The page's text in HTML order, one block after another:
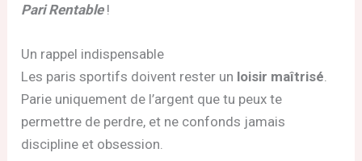
Pari Rentable!
Un rappel indispensable
Les paris sportifs doivent rester un loisir maîtrisé.
Parie uniquement de l’argent que tu peux te
permettre de perdre, et ne confonds jamais
discipline et obsession.